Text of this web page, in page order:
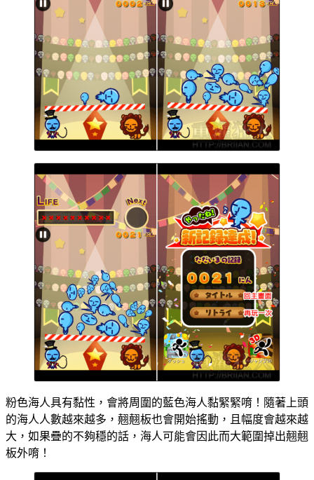
粉色海人具有黏性，會將周圍的藍色海人黏緊緊唷！隨著上頭
的海人人數越來越多，翹翹板也會開始搖動，且幅度會越來越
大，如果疊的不夠穩的話，海人可能會因此而大範圍掉出翹翹
板外唷！